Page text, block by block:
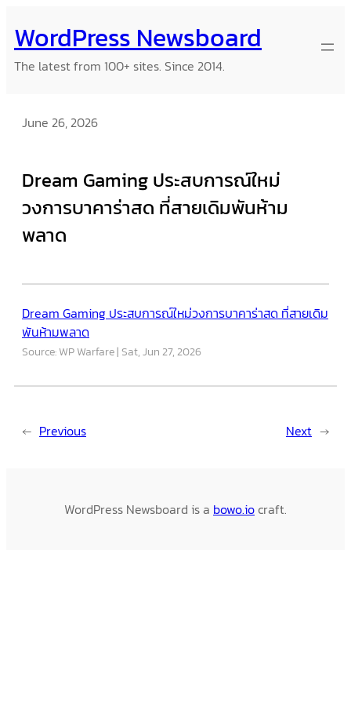
to
content
WordPress Newsboard
The latest from 100+ sites. Since 2014.
June 26, 2026
Dream Gaming ประสบการณ์ใหม่
วงการบาคาร่าสด ที่สายเดิมพันห้าม
พลาด
Dream Gaming ประสบการณ์ใหม่วงการบาคาร่าสด ที่สายเดิม
พันห้ามพลาด
Source: WP Warfare Sat, Jun 27, 2026
← Previous Next →
WordPress Newsboard is a bowo.iocraft.